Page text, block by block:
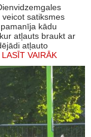
satiksmes
kādu
atļauts braukt ar
atļauto
LASĪT VAIRĀK